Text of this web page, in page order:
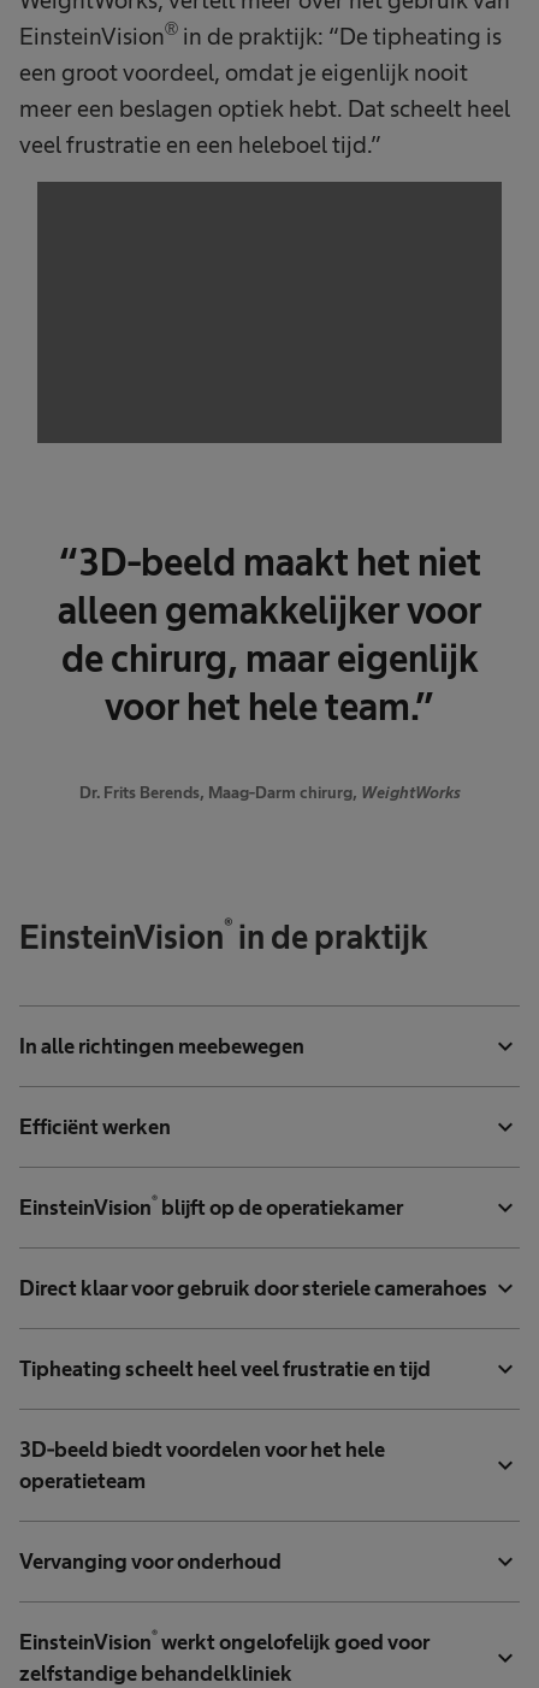
EinsteinVision® in de praktijk: “De tipheating is
een groot voordeel, omdat je eigenlijk nooit
meer een beslagen optiek hebt. Dat scheelt heel
veel frustratie en een heleboel tijd.”
“3D-beeld maakt het niet
alleen gemakkelijker voor
de chirurg, maar eigenlijk
voor het hele team.”
Dr. Frits Berends, Maag-Darm chirurg, WeightWorks
EinsteinVision® in de praktijk
In alle richtingen meebewegen expand_more
Efficiënt werken expand_more
EinsteinVision® blijft op de operatiekamer expand_more
Direct klaar voor gebruik door steriele camerahoes expand_more
Tipheating scheelt heel veel frustratie en tijd expand_more
3D-beeld biedt voordelen voor het hele
operatieteam
expand_more
Vervanging voor onderhoud expand_more
EinsteinVision® werkt ongelofelijk goed voor
zelfstandige behandelkliniek
expand_more